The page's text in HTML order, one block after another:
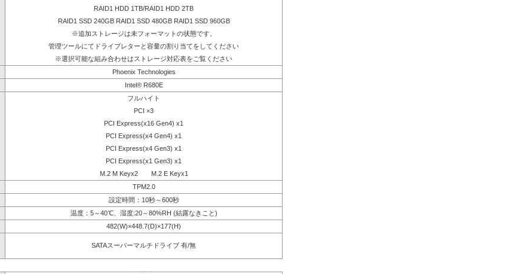
RAID1 HDD 1TB/RAID1 HDD 2TB
RAID1 SSD 240GB RAID1 SSD 480GB RAID1 SSD 960GB
※追加ストレージは未フォーマットの状態です。
管理ツールにてドライブレターと容量の割り当てをしてください
※選択可能な組み合わせはストレージ対応表をご覧ください
Phoenix Technologies
Intel® R680E
フルハイト
PCI ×3
PCI Express(x16 Gen4) x1
PCI Express(x4 Gen4) x1
PCI Express(x4 Gen3) x1
PCI Express(x1 Gen3) x1
M.2 M Keyx2 M.2 E Keyx1
TPM2.0
設定時間：10秒～600秒
温度：5～40℃、湿度:20～80%RH (結露なきこと)
482(W)×448.7(D)×177(H)
SATAスーパーマルチドライブ 有/無